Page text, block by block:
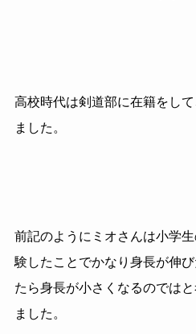
高校時代は剣道部に在籍をし
ました。
前記のようにミオさんは小学
験したことでかなり身長が伸
たら身長が小さくなるのでは
ました。